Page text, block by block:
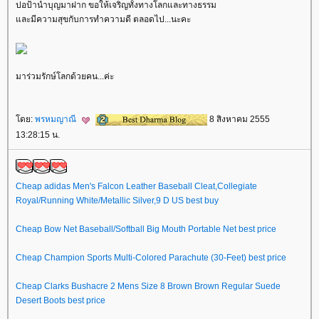
ปอป้านำบุญมาฝาก ขอให้เจริญทั้งทางโลกและทางธรรม
ละมีความสุขกับการทำความดี ตลอดไป...นะคะ
มาร่วมรักษ์โลกด้วยคน...ค่ะ
ดย: พรหมญาณี
8 สิงหาคม 2555
13:28:15 น.
Cheap adidas Men's Falcon Leather Baseball Cleat,Collegiate
Royal/Running White/Metallic Silver,9 D US best buy
Cheap Bow Net Baseball/Softball Big Mouth Portable Net best price
Cheap Champion Sports Multi-Colored Parachute (30-Feet) best price
Cheap Clarks Bushacre 2 Mens Size 8 Brown Brown Regular Suede
Desert Boots best price